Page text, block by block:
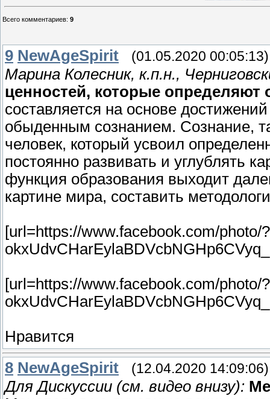
Всего комментариев: 9
9 NewAgeSpirit (01.05.2020 00:05:13)
Марина Колесник, к.п.н.,
ценностей, которые определяют
составляется на основе
обыденным сознанием. Сознание,
человек, который усвоил
постоянно развивать и углублять
функция образования выходит
картине мира, составить
[url=https://www.facebook.com/
[url=https://www.facebook.com/
Нравится
8 NewAgeSpirit (12.04.2020 14:09:06)
Для Дискуссии (см. видео внизу):